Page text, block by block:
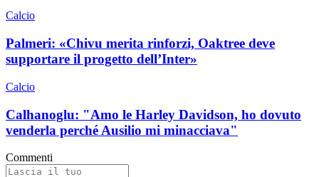
Calcio
Palmeri: «Chivu merita rinforzi, Oaktree deve
supportare il progetto dell’Inter»
Calcio
Calhanoglu: "Amo le Harley Davidson, ho dovuto
venderla perché Ausilio mi minacciava"
Commenti